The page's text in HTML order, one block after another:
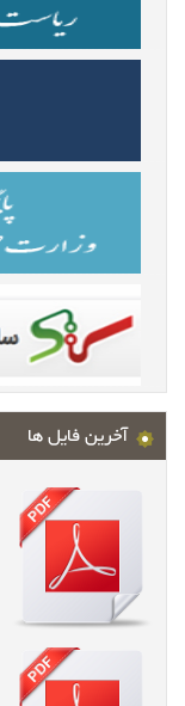
آخرین فایل ها